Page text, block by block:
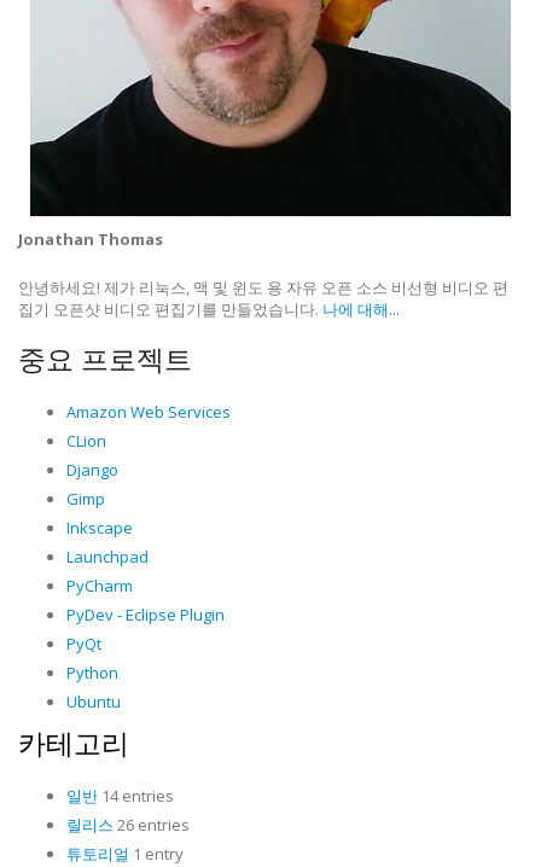
Jonathan Thomas
안녕하세요! 제가 리눅스, 맥 및 윈도 용 자유 오픈 소스 비선형 비디오 편
집기 오픈샷 비디오 편집기를 만들었습니다. 나에 대해...
중요 프로젝트
Amazon Web Services
CLion
Django
Gimp
Inkscape
Launchpad
PyCharm
PyDev - Eclipse Plugin
PyQt
Python
Ubuntu
카테고리
일반 14 entries
릴리스 26 entries
튜토리얼 1 entry